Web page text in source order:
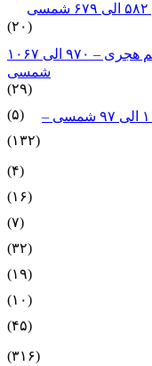
(۲۰)
قرن یازدهم هجری – ۹۷۰ الی ۱۰۶۷
شمسی
(۲۹)
(۵)
(۱۳۲)
(۴)
(۱۶)
(۷)
(۳۲)
(۱۹)
(۱۰)
(۴۵)
(۳۱۶)